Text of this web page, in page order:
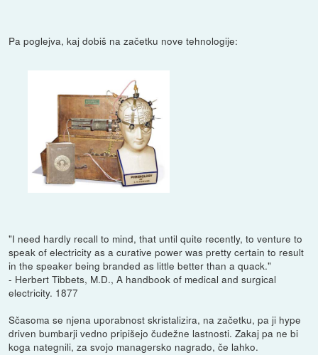
Pa poglejva, kaj dobiš na začetku nove tehnologije:
"I need hardly recall to mind, that until quite recently, to venture to
speak of electricity as a curative power was pretty certain to result
in the speaker being branded as little better than a quack."
- Herbert Tibbets, M.D., A handbook of medical and surgical
electricity. 1877
Sčasoma se njena uporabnost skristalizira, na začetku, pa ji hype
driven bumbarji vedno pripišejo čudežne lastnosti. Zakaj pa ne bi
koga nategnili, za svojo managersko nagrado, če lahko.